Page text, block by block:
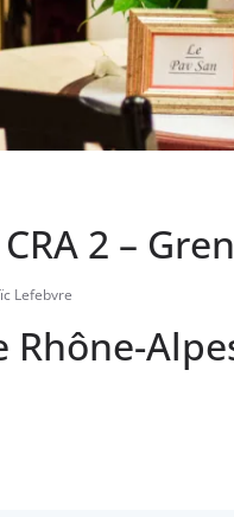
2 –
Lefebvre
Rhône-